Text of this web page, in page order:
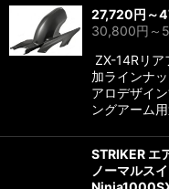
27,720円 ～
30,800円 ～
ZX-14Rリア
加ラインナ
アロデザイ
ングアーム
STRIKER エ
ノーマルス